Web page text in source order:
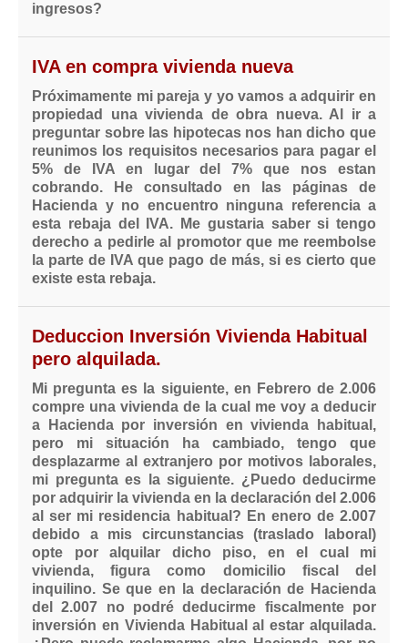
ingresos?
IVA en compra vivienda nueva
Próximamente mi pareja y yo vamos a adquirir en
propiedad una vivienda de obra nueva. Al ir a
preguntar sobre las hipotecas nos han dicho que
reunimos los requisitos necesarios para pagar el
5% de IVA en lugar del 7% que nos estan
cobrando. He consultado en las páginas de
Hacienda y no encuentro ninguna referencia a
esta rebaja del IVA. Me gustaria saber si tengo
derecho a pedirle al promotor que me reembolse
la parte de IVA que pago de más, si es cierto que
existe esta rebaja.
Deduccion Inversión Vivienda Habitual
pero alquilada.
Mi pregunta es la siguiente, en Febrero de 2.006
compre una vivienda de la cual me voy a deducir
a Hacienda por inversión en vivienda habitual,
pero mi situación ha cambiado, tengo que
desplazarme al extranjero por motivos laborales,
mi pregunta es la siguiente. ¿Puedo deducirme
por adquirir la vivienda en la declaración del 2.006
al ser mi residencia habitual? En enero de 2.007
debido a mis circunstancias (traslado laboral)
opte por alquilar dicho piso, en el cual mi
vivienda, figura como domicilio fiscal del
inquilino. Se que en la declaración de Hacienda
del 2.007 no podré deducirme fiscalmente por
inversión en Vivienda Habitual al estar alquilada.